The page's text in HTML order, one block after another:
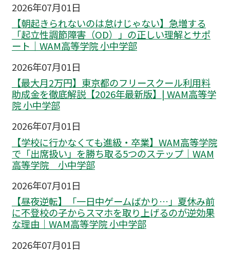
2026年07月01日
【朝起きられないのは怠けじゃない】急増する
「起立性調節障害（OD）」の正しい理解とサポ
ート｜WAM高等学院 小中学部
2026年07月01日
【最大月2万円】東京都のフリースクール利用料
助成金を徹底解説【2026年最新版】| WAM高等学
院 小中学部
2026年07月01日
【学校に行かなくても進級・卒業】WAM高等学院
で「出席扱い」を勝ち取る5つのステップ｜WAM
高等学院 小中学部
2026年07月01日
【昼夜逆転】「一日中ゲームばかり…」夏休み前
に不登校の子からスマホを取り上げるのが逆効果
な理由｜WAM高等学院 小中学部
2026年07月01日